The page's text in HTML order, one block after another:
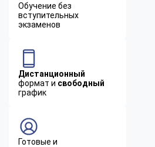
Обучение без
вступительных
экзаменов
Дистанционный
формат и свободный
график
Готовые и